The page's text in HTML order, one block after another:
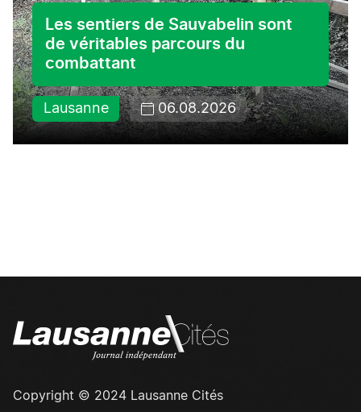
Les sentiers de Sauvabelin sont
de véritables parcours du
combattant
Lausanne 06.08.2026
Copyright © 2024 Lausanne Cités